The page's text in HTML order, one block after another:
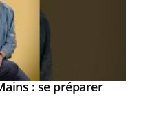
: se préparer